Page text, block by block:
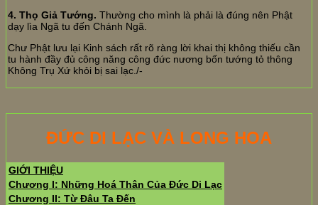
4. Thọ Giả Tướng. Thường cho mình là phải là đúng nên Phật
dạy lìa Ngã tu đến Chánh Ngã.
Chư Phật lưu lại Kinh sách rất rõ ràng lời khai thị không thiếu cần
tu hành đầy đủ công năng công đức nương bốn tướng tỏ thông
Không Trụ Xứ khỏi bị sai lạc./-
ĐỨC DI LẠC VÀ LONG HOA
GIỚI THIỆU
Chương I: Những Hoá Thân Của Đức Di Lạc
Chương II: Từ Đâu Ta Đến